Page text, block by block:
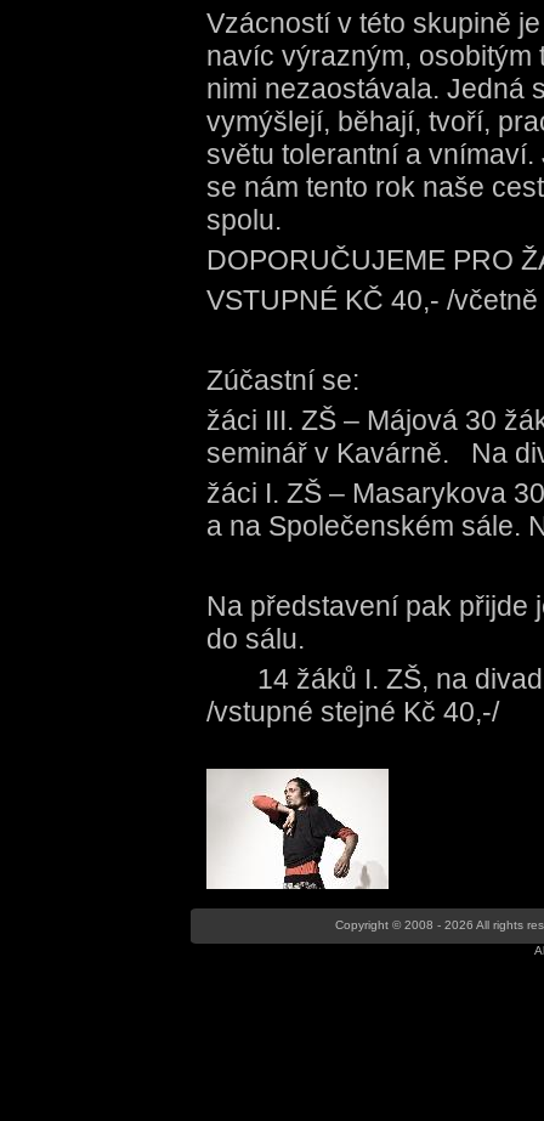
Vzácností v této skupině
navíc výrazným, osobitým
nimi nezaostávala. Jedná
vymýšlejí, běhají, tvoří,
světu tolerantní a
se nám tento rok naše
spolu.
DOPORUČUJEME PRO
VSTUPNÉ KČ 40,- /
Zúčastní se:
žáci III. ZŠ – Májová 30
seminář v Kavárně. Na
žáci I. ZŠ – Masarykova
a na Společenském sále.
Na představení pak přijde
do sálu.
14 žáků I. ZŠ, na
/vstupné stejné Kč 40,-/
Copyright © 2008 - 2026 All rights